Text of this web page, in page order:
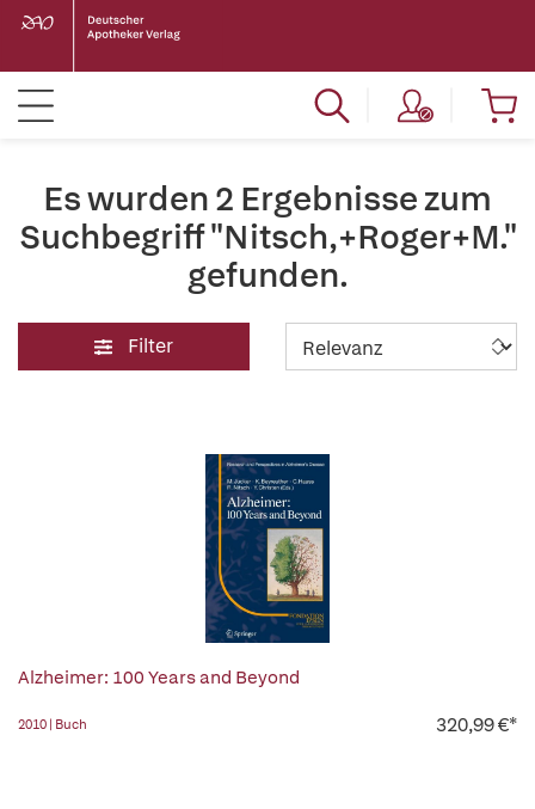
Es wurden 2 Ergebnisse zum
Suchbegriff "Nitsch,+Roger+M."
gefunden.
Filter
Alzheimer: 100 Years and Beyond
2010 | Buch 320,99 €*